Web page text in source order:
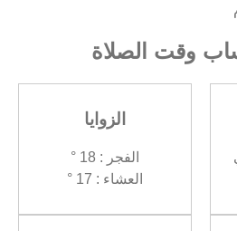
وقت الصلاة
الزوايا
الفجر : 18 °
العشاء : 17 °